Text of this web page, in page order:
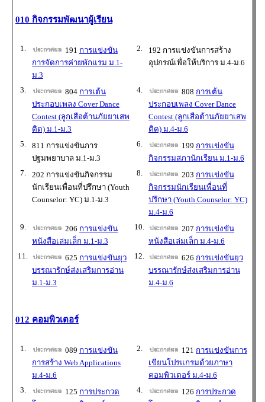
010 กิจกรรมพัฒนาผู้เรียน
1. 191 การแข่งขัน
การจัดการค่ายพักแรม ม.1-
ม.3
2.
192 การแข่งขันการสร้าง
อุปกรณ์เพื่อให้บริการ ม.4-ม.6
3. 804 การเต้น
ประกอบเพลง Cover Dance
Contest (ลูกเสือต้านภัยยาเสพ
ติด) ม.1-ม.3
4. 808 การเต้น
ประกอบเพลง Cover Dance
Contest (ลูกเสือต้านภัยยาเสพ
ติด) ม.4-ม.6
5.
811 การแข่งขันการ
ปฐมพยาบาล ม.1-ม.3
6. 199 การแข่งขัน
กิจกรรมสภานักเรียน ม.1-ม.6
7.
202 การแข่งขันกิจกรรม
นักเรียนเพื่อนที่ปรึกษา (Youth
Counselor: YC) ม.1-ม.3
8. 203 การแข่งขัน
กิจกรรมนักเรียนเพื่อนที่
ปรึกษา (Youth Counselor: YC)
ม.4-ม.6
9.
206 การแข่งขัน
หนังสือเล่มเล็ก ม.1-ม.3
10. 207 การแข่งขัน
หนังสือเล่มเล็ก ม.4-ม.6
11.
625 การแข่งขันยุว
บรรณารักษ์ส่งเสริมการอ่าน
ม.1-ม.3
12. 626 การแข่งขันยุว
บรรณารักษ์ส่งเสริมการอ่าน
ม.4-ม.6
012 คอมพิวเตอร์
1. 089 การแข่งขัน
การสร้าง Web Applications
ม.4-ม.6
2. 121 การแข่งขันการ
เขียนโปรแกรมด้วยภาษา
คอมพิวเตอร์ ม.4-ม.6
3.
125 การประกวด
4. 126 การประกวด